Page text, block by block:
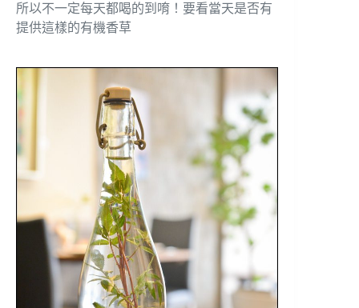
所以不一定每天都喝的到唷！要看當天是否有
提供這樣的有機香草